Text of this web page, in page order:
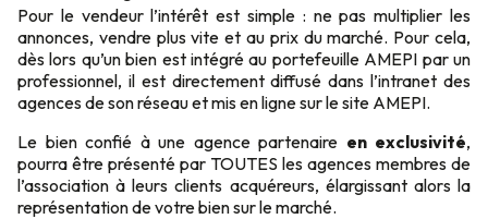
Pour le vendeur l’intérêt est simple : ne pas multiplier les
annonces, vendre plus vite et au prix du marché. Pour cela,
dès lors qu’un bien est intégré au portefeuille AMEPI par un
professionnel, il est directement diffusé dans l’intranet des
agences de son réseau et mis en ligne sur le site AMEPI.
Le bien confié à une agence partenaire en exclusivité,
pourra être présenté par TOUTES les agences membres de
l’association à leurs clients acquéreurs, élargissant alors la
représentation de votre bien sur le marché.